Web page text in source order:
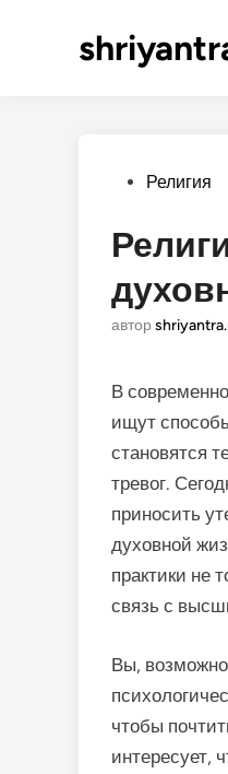
Опубликовано
Религия
автор
В
ищут
становятся
тревог.
приносить
духовной
практики не
связь с
Вы,
чтобы
интересует,